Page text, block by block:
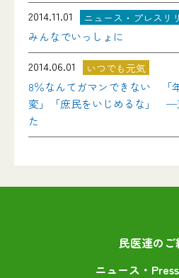
2014.11.01
ニュース・プレスリ
みんなでいっしょに
2014.06.01
いつでも元気
8％なんてガマンできない 「
変」「庶民をいじめるな」 ─
た
民医連のご
ニュース・